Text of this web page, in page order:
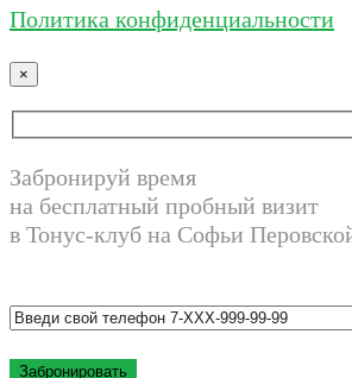
Политика конфиденциальности
×
Забронируй время
на бесплатный пробный визит
в Тонус-клуб на Софьи